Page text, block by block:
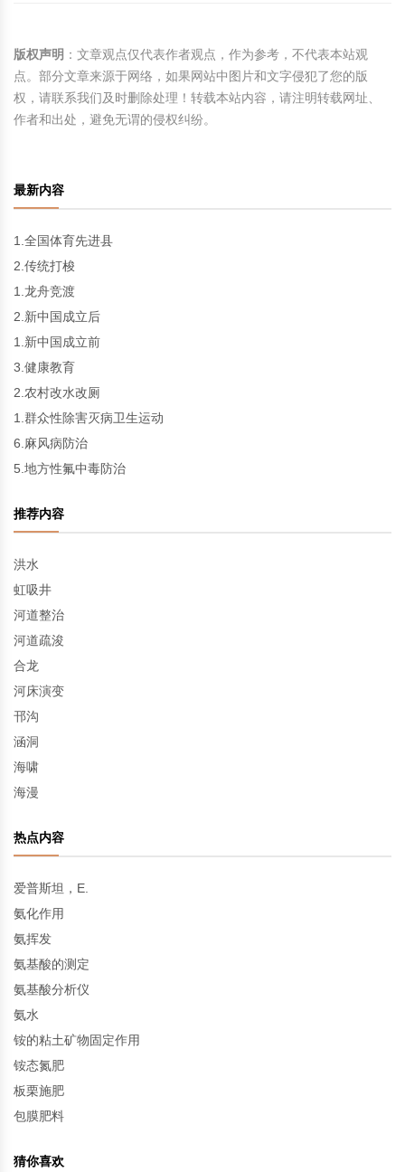
版权声明 ：文章观点仅代表作者观点，作为参考，不代表本站观
点。部分文章来源于网络，如果网站中图片和文字侵犯了您的版
权，请联系我们及时删除处理！转载本站内容，请注明转载网址、
作者和出处，避免无谓的侵权纠纷。
最新内容
1.全国体育先进县
2.传统打梭
1.龙舟竞渡
2.新中国成立后
1.新中国成立前
3.健康教育
2.农村改水改厕
1.群众性除害灭病卫生运动
6.麻风病防治
5.地方性氟中毒防治
推荐内容
洪水
虹吸井
河道整治
河道疏浚
合龙
河床演变
邗沟
涵洞
海啸
海漫
热点内容
爱普斯坦，E.
氨化作用
氨挥发
氨基酸的测定
氨基酸分析仪
氨水
铵的粘土矿物固定作用
铵态氮肥
板栗施肥
包膜肥料
猜你喜欢